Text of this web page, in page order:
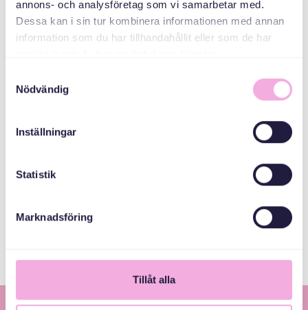
annons- och analysföretag som vi samarbetar med.
Dessa kan i sin tur kombinera informationen med annan
information som du har tillhandahållit eller som de har
Nödvändig
Inställningar
Statistik
Marknadsföring
Tillåt alla